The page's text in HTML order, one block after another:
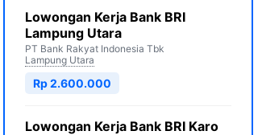
Lowongan Kerja Bank BRI
Lampung Utara
PT Bank Rakyat Indonesia Tbk
Lampung Utara
Rp 2.600.000
Lowongan Kerja Bank BRI Karo